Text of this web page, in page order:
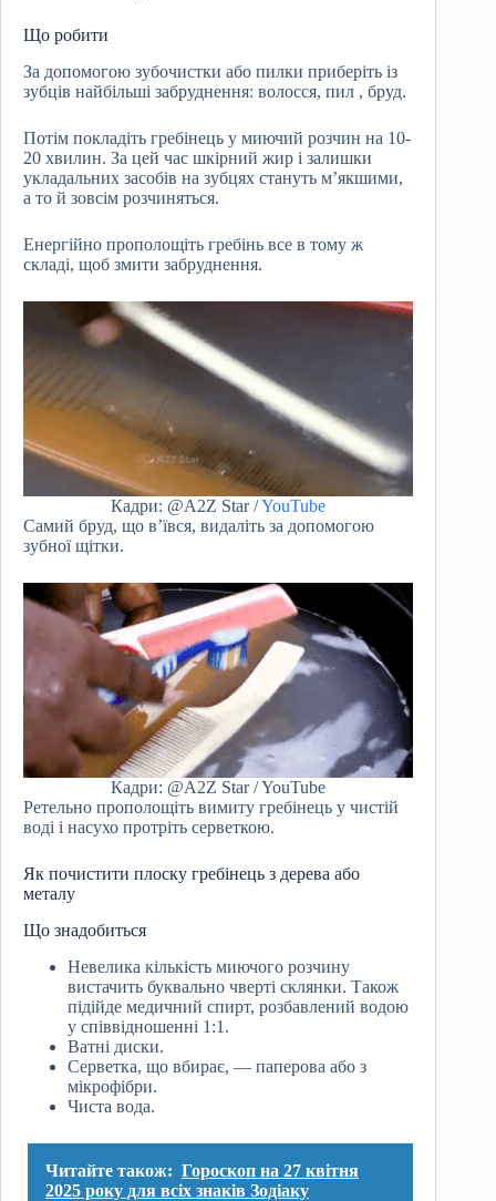
Що робити
За допомогою зубочистки або пилки приберіть із
зубців найбільші забруднення: волосся, пил , бруд.
Потім покладіть гребінець у миючий розчин на 10-
20 хвилин. За цей час шкірний жир і залишки
укладальних засобів на зубцях стануть м’якшими,
а то й зовсім розчиняться.
Енергійно прополощіть гребінь все в тому ж
складі, щоб змити забруднення.
Кадри: @A2Z Star /YouTube
Самий бруд, що в’ївся, видаліть за допомогою
зубної щітки.
Кадри: @A2Z Star / YouTube
Ретельно прополощіть вимиту гребінець у чистій
воді і насухо протріть серветкою.
Як почистити плоску гребінець з дерева або
металу
Що знадобиться
Невелика кількість миючого розчину
вистачить буквально чверті склянки. Також
підійде медичний спирт, розбавлений водою
у співвідношенні 1:1.
Ватні диски.
Серветка, що вбирає, — паперова або з
мікрофібри.
Чиста вода.
Читайте також: Гороскоп на 27 квітня
2025 року для всіх знаків Зодіаку